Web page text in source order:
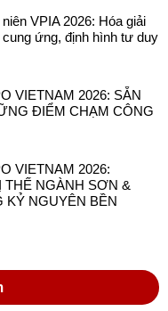
VPIA 2026: Hóa giải
cung ứng, định hình tư duy
VIETNAM 2026: SẴN
ĐIỂM CHẠM CÔNG
VIETNAM 2026:
THẾ NGÀNH SƠN &
KỶ NGUYÊN BỀN